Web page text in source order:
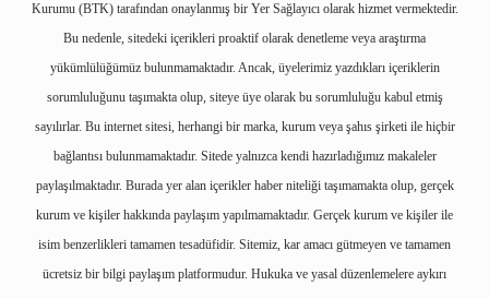
Kurumu (BTK) tarafından onaylanmış bir Yer Sağlayıcı olarak hizmet vermektedir.
Bu nedenle, sitedeki içerikleri proaktif olarak denetleme veya araştırma
yükümlülüğümüz bulunmamaktadır. Ancak, üyelerimiz yazdıkları içeriklerin
sorumluluğunu taşımakta olup, siteye üye olarak bu sorumluluğu kabul etmiş
sayılırlar. Bu internet sitesi, herhangi bir marka, kurum veya şahıs şirketi ile hiçbir
bağlantısı bulunmamaktadır. Sitede yalnızca kendi hazırladığımız makaleler
paylaşılmaktadır. Burada yer alan içerikler haber niteliği taşımamakta olup, gerçek
kurum ve kişiler hakkında paylaşım yapılmamaktadır. Gerçek kurum ve kişiler ile
isim benzerlikleri tamamen tesadüfidir. Sitemiz, kar amacı gütmeyen ve tamamen
ücretsiz bir bilgi paylaşım platformudur. Hukuka ve yasal düzenlemelere aykırı